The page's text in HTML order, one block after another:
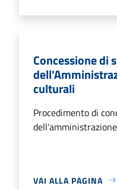
Concessione di
culturali
Procedimento di
VAI ALLA PAGINA